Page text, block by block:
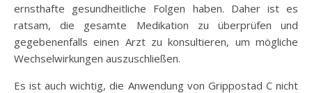
ernsthafte gesundheitliche Folgen haben. Daher ist es
ratsam, die gesamte Medikation zu überprüfen und
gegebenenfalls einen Arzt zu konsultieren, um mögliche
Wechselwirkungen auszuschließen.
Es ist auch wichtig, die Anwendung von Grippostad C nicht